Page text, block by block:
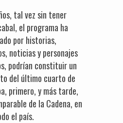
tal vez sin tener
el programa ha
por historias,
noticias y personajes
podrían constituir un
del último cuarto de
primero, y más tarde,
de la Cadena, en
el país.